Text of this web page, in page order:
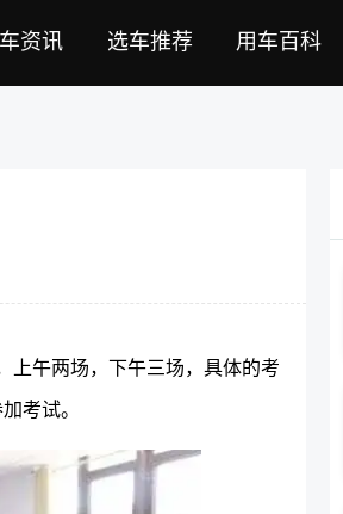
资讯 选车推荐 用车百科
上午两场，下午三场，具体的考
考试。